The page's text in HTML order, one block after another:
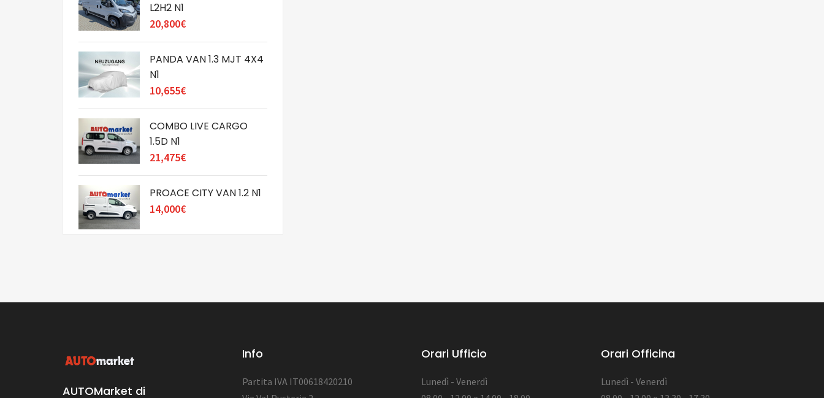
L2H2 N1
20,800€
PANDA VAN 1.3 MJT 4X4
N1
10,655€
COMBO LIVE CARGO
1.5D N1
21,475€
PROACE CITY VAN 1.2 N1
14,000€
AUTOMarket di
Info
Partita IVA IT00618420210
Orari Ufficio
Lunedì - Venerdì
Orari Officina
Lunedì - Venerdì